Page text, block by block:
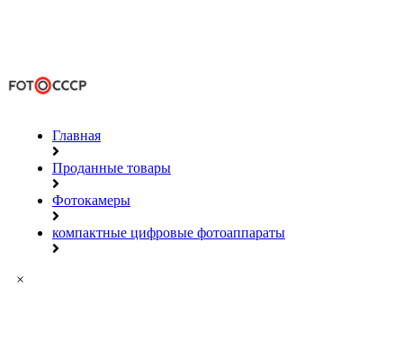
Главная
Проданные товары
Фотокамеры
компактные цифровые фотоаппараты
×